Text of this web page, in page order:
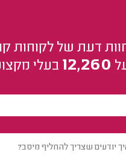
דעת של לקוחות
12,260 בעלי
יודעים שצריך להחליף מיסב?